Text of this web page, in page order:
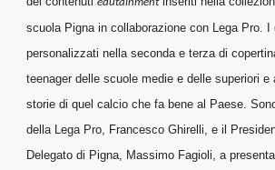
scuola Pigna in collaborazione con Lega Pro. I
personalizzati nella seconda e terza di
teenager delle scuole medie e delle superiori e
storie di quel calcio che fa bene al Paese.
della Lega Pro, Francesco Ghirelli, e il
Delegato di Pigna, Massimo Fagioli, a